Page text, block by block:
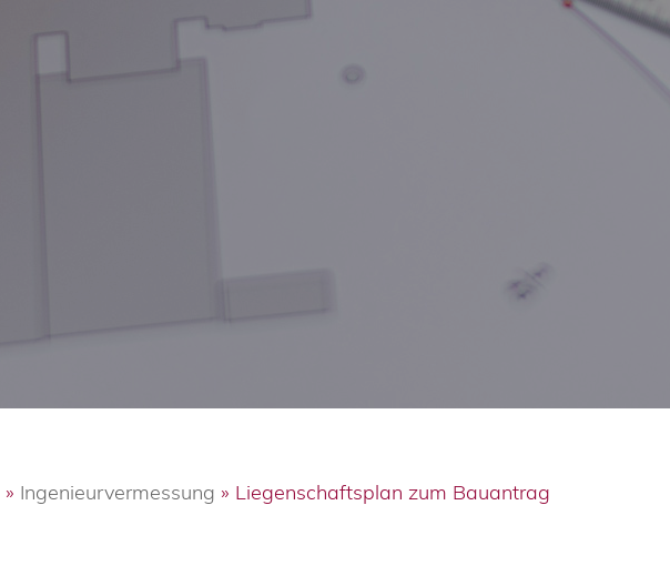
» Ingenieurvermessung » Liegenschaftsplan zum Bauantrag